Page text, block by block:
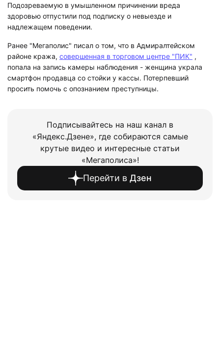
Подозреваемую в умышленном причинении вреда
здоровью отпустили под подписку о невыезде и
надлежащем поведении.
Ранее "Мегаполис" писал о том, что в Адмиралтейском
районе кража, совершенная в торговом центре "ПИК" ,
попала на запись камеры наблюдения - женщина украла
смартфон продавца со стойки у кассы. Потерпевший
просить помочь с опознанием преступницы.
Подписывайтесь на наш канал в
«Яндекс.Дзене», где собираются самые
крутые видео и интересные статьи
«Мегаполиса»!
Перейти в Дзен